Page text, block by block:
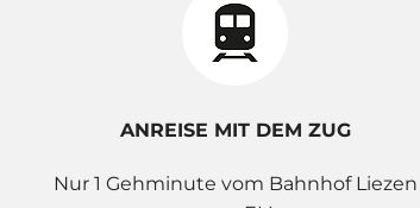
ANREISE MIT DEM ZUG
Nur 1 Gehminute vom Bahnhof Liezen